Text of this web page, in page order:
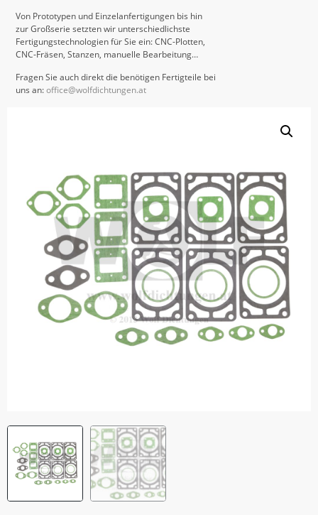
Von Prototypen und Einzelanfertigungen bis hin
zur Großserie setzten wir unterschiedlichste
Fertigungstechnologien für Sie ein: CNC-Plotten,
CNC-Fräsen, Stanzen, manuelle Bearbeitung…
Fragen Sie auch direkt die benötigen Fertigteile bei
uns an:office@wolfdichtungen.at